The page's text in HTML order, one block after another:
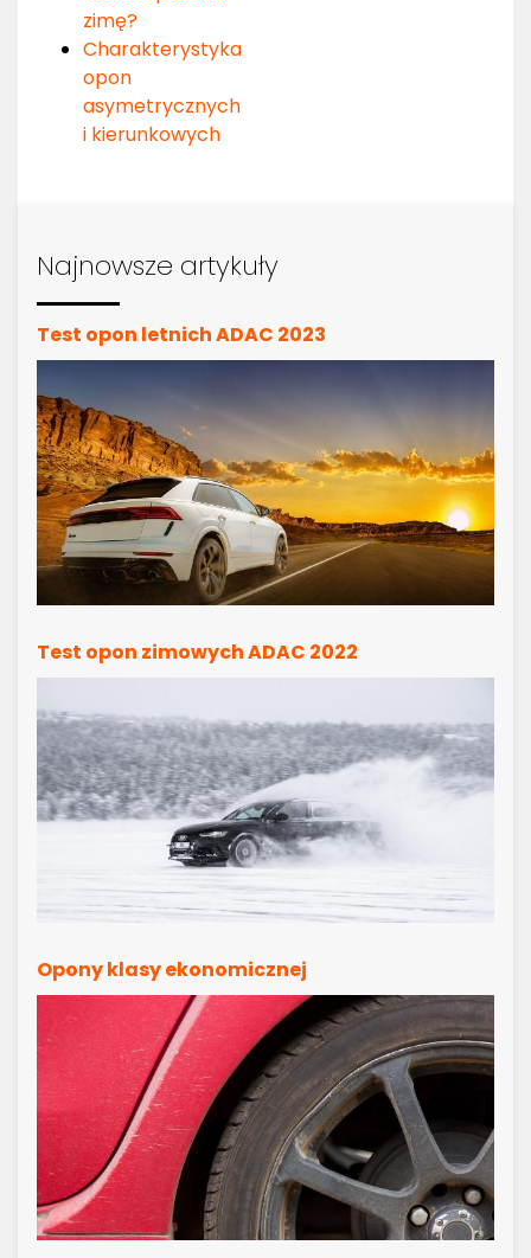
zimę?
Charakterystyka
opon
asymetrycznych
i kierunkowych
Najnowsze artykuły
Test opon letnich ADAC 2023
Test opon zimowych ADAC 2022
Opony klasy ekonomicznej